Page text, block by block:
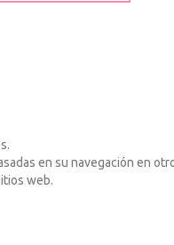
en su navegación en
web.